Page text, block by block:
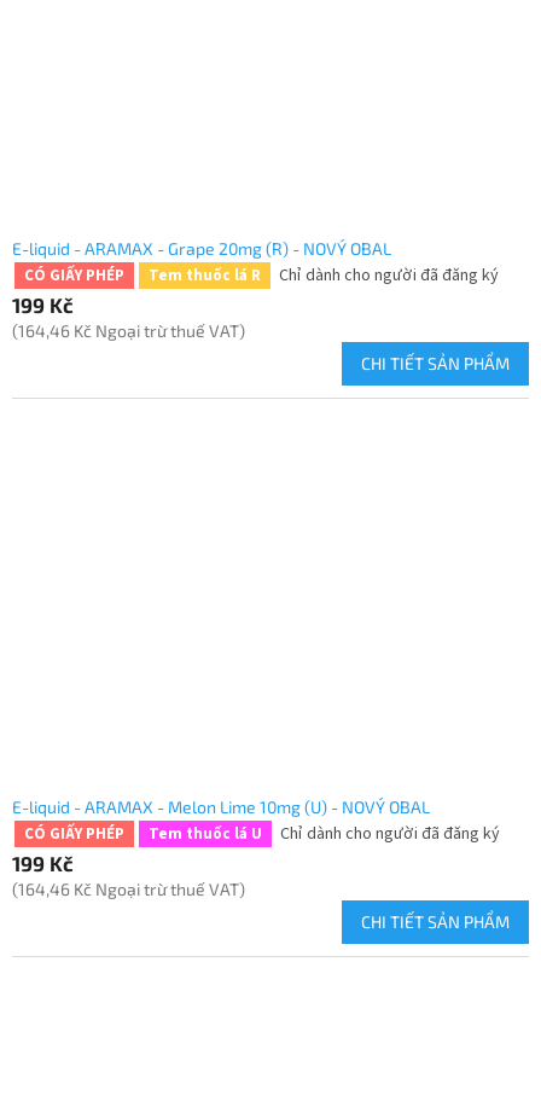
E-liquid - ARAMAX - Grape 20mg (R) - NOVÝ OBAL
CÓ GIẤY PHÉP Tem thuốc lá R
Chỉ dành cho người đã đăng ký
199 Kč
(164,46 Kč Ngoại trừ thuế VAT)
CHI TIẾT SẢN PHẨM
E-liquid - ARAMAX - Melon Lime 10mg (U) - NOVÝ OBAL
CÓ GIẤY PHÉP Tem thuốc lá U
Chỉ dành cho người đã đăng ký
199 Kč
(164,46 Kč Ngoại trừ thuế VAT)
CHI TIẾT SẢN PHẨM